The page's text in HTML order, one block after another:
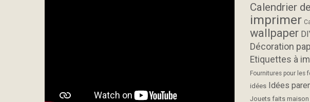
Calendrier
imprimer
wallpaper
Décoration
Etiquettes à
Fournitures pour les
idées Idées
Jouets faits maison